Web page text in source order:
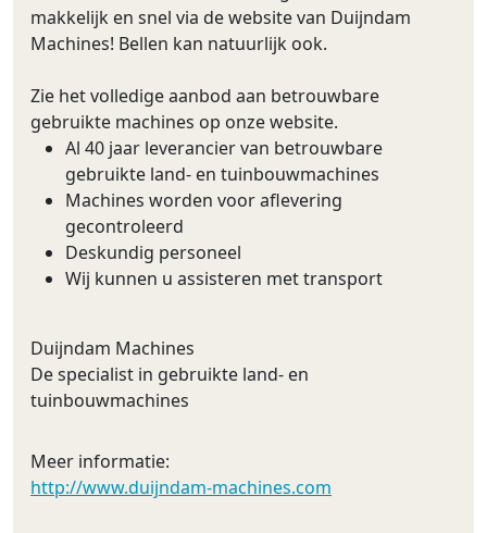
makkelijk en snel via de website van Duijndam
Machines! Bellen kan natuurlijk ook.
Zie het volledige aanbod aan betrouwbare
gebruikte machines op onze website.
Al 40 jaar leverancier van betrouwbare
gebruikte land- en tuinbouwmachines
Machines worden voor aflevering
gecontroleerd
Deskundig personeel
Wij kunnen u assisteren met transport
Duijndam Machines
De specialist in gebruikte land- en
tuinbouwmachines
Meer informatie:
http://www.duijndam-machines.com